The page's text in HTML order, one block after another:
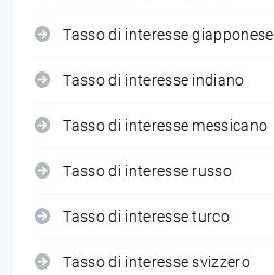
Tasso di interesse giapponese
Tasso di interesse indiano
Tasso di interesse messicano
Tasso di interesse russo
Tasso di interesse turco
Tasso di interesse svizzero